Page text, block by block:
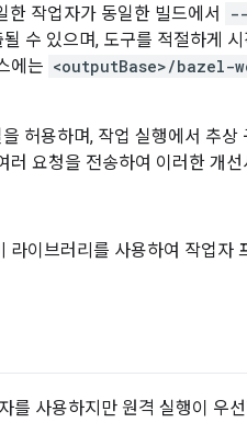
작업자가 동일한 빌드에서
--
수 있으며, 도구를 적절하게
에는 <outputBase>/bazel-
허용하며, 작업 실행에서 추상
러 요청을 전송하여 이러한 개
라이브러리를 사용하여 작업자
를 사용하지만 원격 실행이 우